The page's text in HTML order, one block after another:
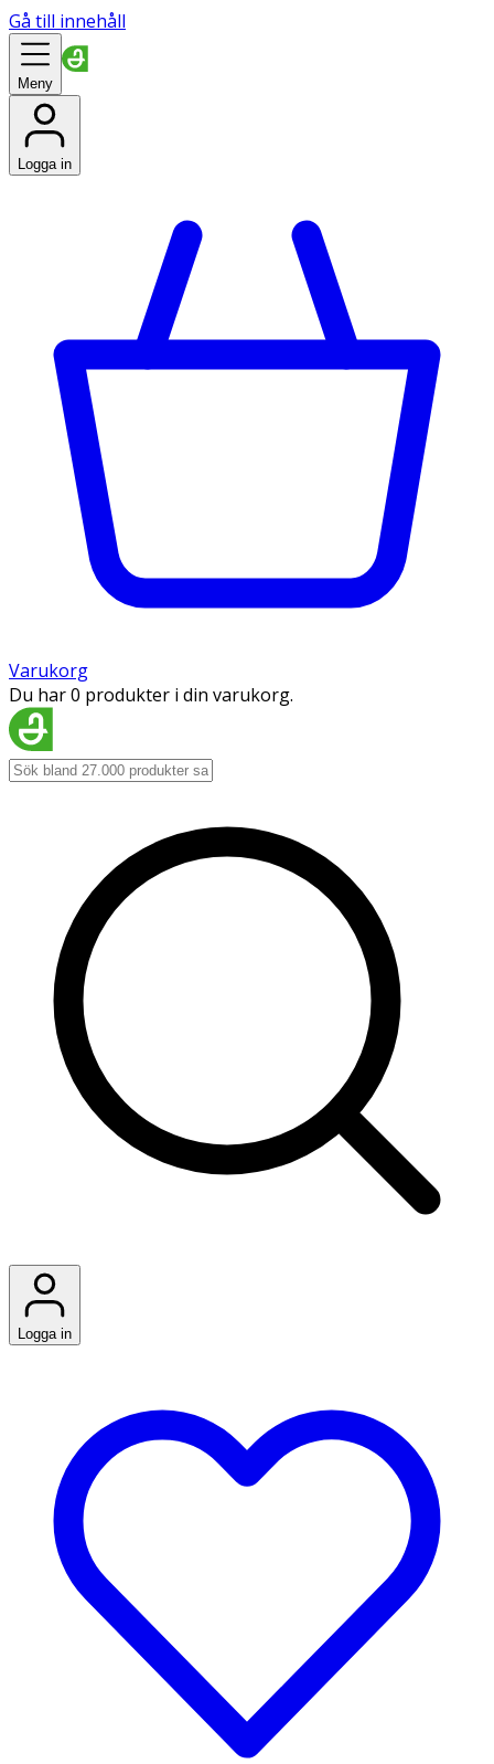
Gå till innehåll
Meny
Logga in
Varukorg
Du har 0 produkter i din varukorg.
Logga in